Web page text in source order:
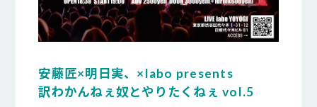
安藤匠×明日実、×labo presents
訳わかんねぇ奴とやりたくねぇ vol.5